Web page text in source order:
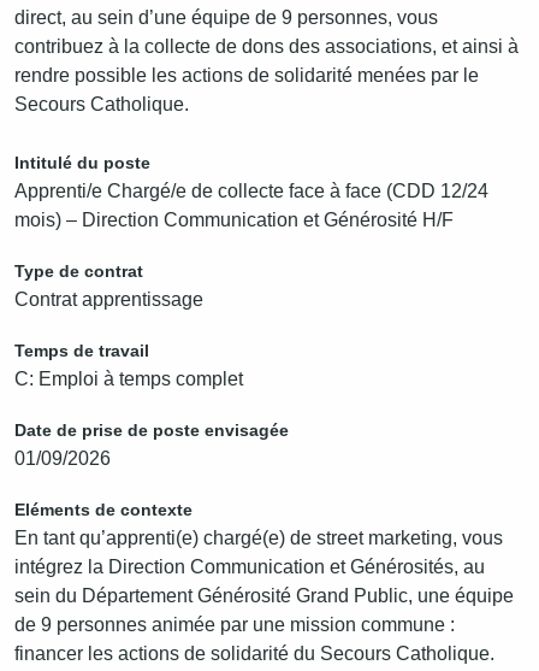
direct, au sein d’une équipe de 9 personnes, vous
contribuez à la collecte de dons des associations, et ainsi à
rendre possible les actions de solidarité menées par le
Secours Catholique.
Intitulé du poste
Apprenti/e Chargé/e de collecte face à face (CDD 12/24
mois) – Direction Communication et Générosité H/F
Type de contrat
Contrat apprentissage
Temps de travail
C: Emploi à temps complet
Date de prise de poste envisagée
01/09/2026
Eléments de contexte
En tant qu’apprenti(e) chargé(e) de street marketing, vous
intégrez la Direction Communication et Générosités, au
sein du Département Générosité Grand Public, une équipe
de 9 personnes animée par une mission commune :
financer les actions de solidarité du Secours Catholique.